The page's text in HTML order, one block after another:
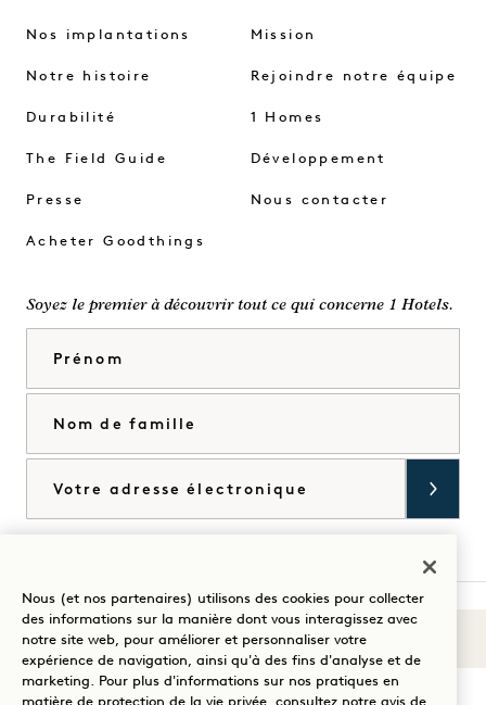
Sons du 1
Nos implantations
Notre histoire
Durabilité
The Field Guide
Presse
Acheter Goodthings
Mission
Rejoindre notre équipe
1 Homes
Développement
Nous contacter
Soyez le premier à découvrir tout ce qui concerne 1 Hotels.
Visitez
1
Visitez
1
Visitez
1
Visitez
1
Visitez
1
Visitez
1
Guidez votre séjour
Nous (et nos partenaires) utilisons des cookies pour collecter
des informations sur la manière dont vous interagissez avec
notre site web, pour améliorer et personnaliser votre
expérience de navigation, ainsi qu'à des fins d'analyse et de
marketing. Pour plus d'informations sur nos pratiques en
matière de protection de la vie privée, consultez notre avis de